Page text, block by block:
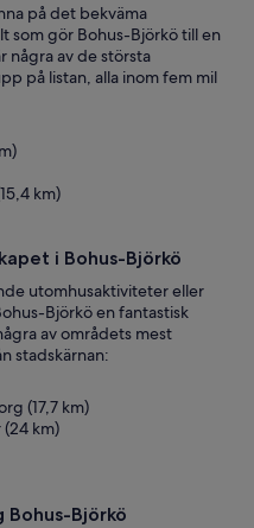
på det bekväma
som gör Bohus-Björkö till en
några av de största
på listan, alla inom fem mil
km)
i Bohus-Björkö
utomhusaktiviteter eller
Björkö en fantastisk
av områdets mest
stadskärnan:
(17,7 km)
km)
Bohus-Björkö